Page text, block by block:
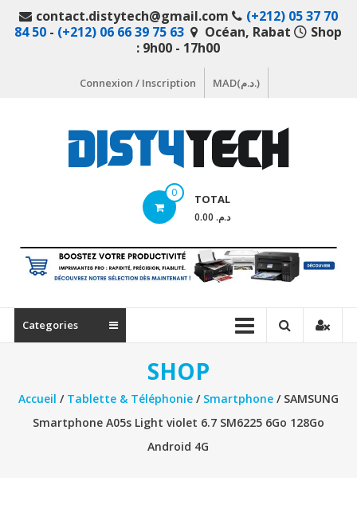
contact.distytech@gmail.com
(+212) 05 37 70
84 50 - (+212) 06 66 39 75 63 Océan, Rabat
Shop
: 9h00 - 17h00
Connexion / Inscription MAD(د.م.)
en
ligne
matériel
informatique
0 TOTAL
د.م. 0.00
Categories
SHOP
Accueil / Tablette & Téléphonie/ Smartphone/ SAMSUNG
Smartphone A05s Light violet 6.7 SM6225 6Go 128Go
Android 4G